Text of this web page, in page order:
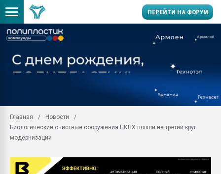
ПЕРЕЙТИ НА ФОРУМ
умельцы изготовили
колонок полностью из
Продажа готового
производство SPC
29.07.2026 ФРП помог
Помощь в подборе
Главная
Новости
Биологические очистные сооружения НКНХ пошли на третий круг
модернизации